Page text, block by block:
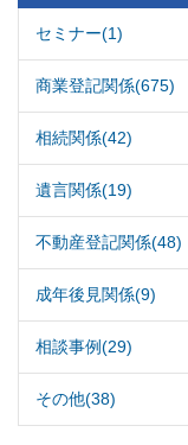
セミナー(1)
商業登記関係(675)
相続関係(42)
遺言関係(19)
不動産登記関係(48)
成年後見関係(9)
相談事例(29)
その他(38)